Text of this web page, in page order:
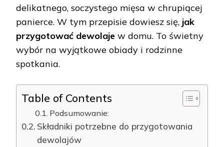
delikatnego, soczystego mięsa w chrupiącej
panierce. W tym przepisie dowiesz się, jak
przygotować dewolaje w domu. To świetny
wybór na wyjątkowe obiady i rodzinne
spotkania.
Table of Contents
Podsumowanie:
Składniki potrzebne do przygotowania
dewolajów